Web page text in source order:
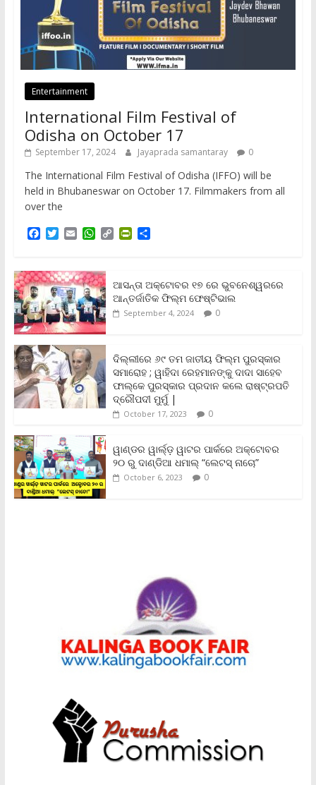
Entertainment
International Film Festival of
Odisha on October 17
September 17, 2024 Jayaprada samantaray 0
The International Film Festival of Odisha (IFFO) will be
held in Bhubaneswar on October 17. Filmmakers from all
over the
F
e
b
o
o
k
T
t
t
e
r
E
i
l
W
t
s
A
p
p
C
L
i
n
k
P
t
F
r
i
d
l
y
S
e
ଆସନ୍ତା ଅକ୍ଟୋବର ୧୭ ରେ ଭୁବନେଶ୍ୱରରେ
ଆନ୍ତର୍ଜାତିକ ଫିଲ୍ମ ଫେଷ୍ଟିଭାଲ
September 4, 2024 0
ଦିଲ୍ଲୀରେ ୬୯ ତମ ଜାତୀୟ ଫିଲ୍ମ ପୁରସ୍କାର
ସମାରୋହ ; ୱାହିଦା ରେହମାନଙ୍କୁ ଦାଦା ସାହେବ
ଫାଲ୍‌କେ ପୁରସ୍କାର ପ୍ରଦାନ କଲେ ରାଷ୍ଟ୍ରପତି
ଦ୍ରୌପଦୀ ମୁର୍ମୁ |
October 17, 2023 0
ୱାଣ୍ଡର ୱାର୍ଲ୍‌ଡ଼ ୱାଟର ପାର୍କରେ ଅକ୍ଟୋବର
୨୦ ରୁ ଦାଣ୍ଡିଆ ଧମାଲ୍ “ଲେଟସ୍ ନାଚୋ”
October 6, 2023 0